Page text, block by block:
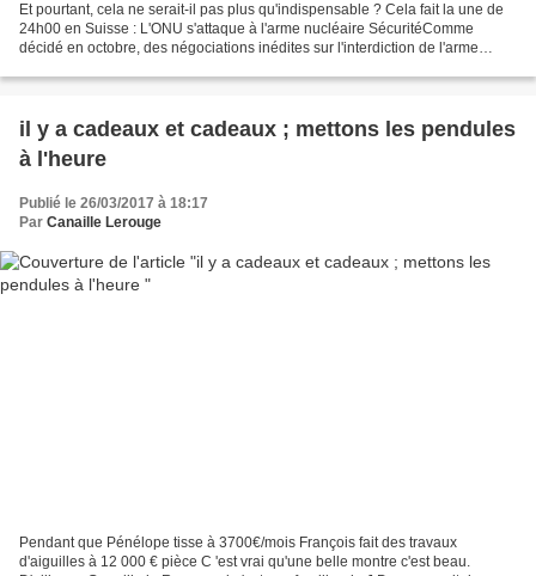
Et pourtant, cela ne serait-il pas plus qu'indispensable ? Cela fait la une de
24h00 en Suisse : L'ONU s'attaque à l'arme nucléaire SécuritéComme
décidé en octobre, des négociations inédites sur l'interdiction de l'arme
il y a cadeaux et cadeaux ; mettons les pendules
à l'heure
Publié le 26/03/2017 à 18:17
Par Canaille Lerouge
Pendant que Pénélope tisse à 3700€/mois François fait des travaux
d'aiguilles à 12 000 € pièce C 'est vrai qu'une belle montre c'est beau.